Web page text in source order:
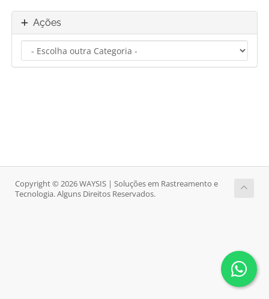
Ações
Copyright © 2026 WAYSIS | Soluções em Rastreamento e
Tecnologia. Alguns Direitos Reservados.